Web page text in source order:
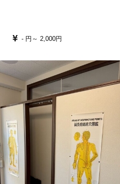
当日予約
往療あり
- 円～ 2,000円